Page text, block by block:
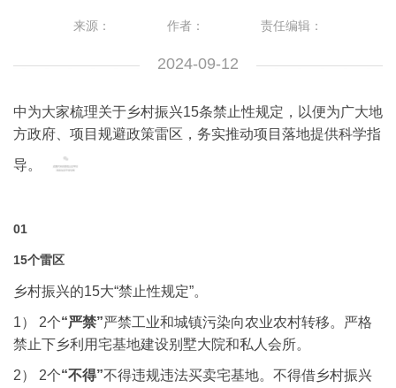
来源： 作者： 责任编辑：
2024-09-12
中为大家梳理关于乡村振兴15条禁止性规定，以便为广大地
方政府、项目规避政策雷区，务实推动项目落地提供科学指
导。
01
15个雷区
乡村振兴的15大“禁止性规定”。
1） 2个“严禁”严禁工业和城镇污染向农业农村转移。 严格
禁止下乡利用宅基地建设别墅大院和私人会所。
2） 2个“不得”不得违规违法买卖宅基地。 不得借乡村振兴